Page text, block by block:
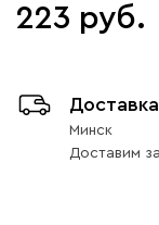
223
Минск
Доставим за